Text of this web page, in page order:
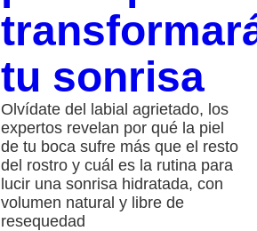
tu sonrisa
Olvídate del labial agrietado, los
expertos revelan por qué la piel
de tu boca sufre más que el resto
del rostro y cuál es la rutina para
lucir una sonrisa hidratada, con
volumen natural y libre de
resequedad